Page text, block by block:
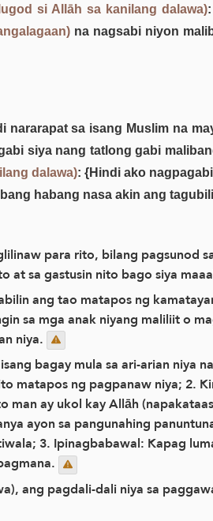
si Allāh sa kanilang dalawa)
na nagsabi niyon
nararapat sa isang Muslim na
siya nang tatlong gabi
dalawa): {Hindi ako
habang nasa akin ang
para rito, bilang pagsunod
sa gastusin nito bago siya
ang tao matapos ng
sa mga anak niyang maliliit o
niya.
bagay mula sa ari-arian niya
matapos ng pagpanaw niya; 2.
ay ukol kay Allāh
ayon sa pangunahing
3. Ipinagbabawal: Kapag
ang pagdali-dali niya sa